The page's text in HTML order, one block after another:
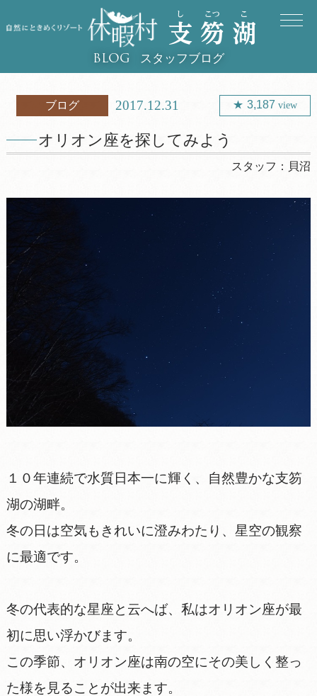
BLOG スタッフブログ
ブログ 2017.12.31 3,187view
オリオン座を探してみよう
スタッフ： 貝沼
１０年連続で水質日本一に輝く、自然豊かな支笏
湖の湖畔。
冬の日は空気もきれいに澄みわたり、星空の観察
に最適です。
冬の代表的な星座と云へば、私はオリオン座が最
初に思い浮かびます。
この季節、オリオン座は南の空にその美しく整っ
た様を見ることが出来ます。